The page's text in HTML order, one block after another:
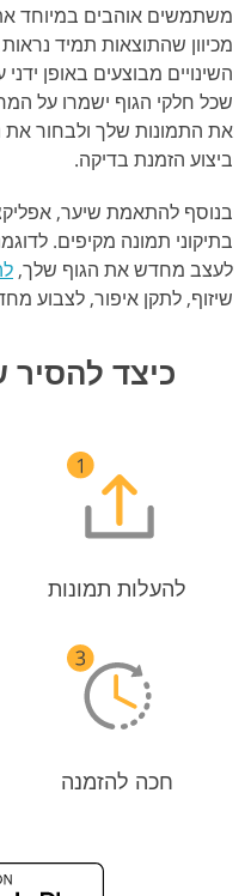
משתמשים אוהבים במיוחד
מכיוון שהתוצאות תמיד
השינויים מבוצעים באופן
שכל חלקי הגוף ישמרו על
את התמונות שלך ולבחור את
ביצוע הזמנת בדיקה.
בנוסף להתאמת שיער,
בתיקוני תמונה מקיפים.
לעצב מחדש את הגוף שלך,
שיזוף, לתקן איפור, לצבוע
כיצד להסיר
להעלות תמונות
חכה להזמנה